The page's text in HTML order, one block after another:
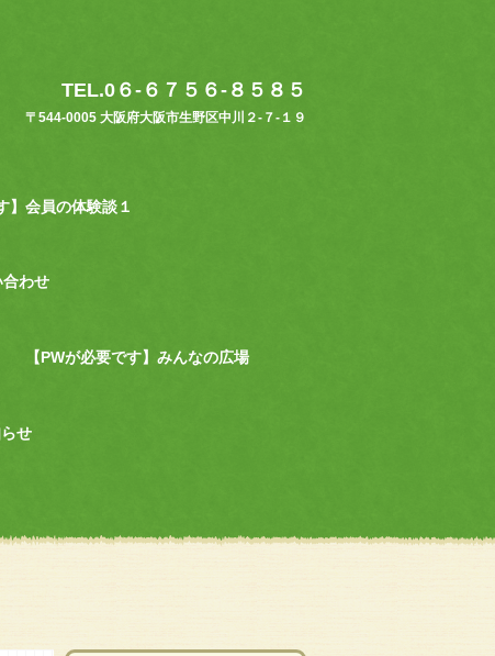
TEL.0６-６７５６-８５８５
〒544-0005 大阪府大阪市生野区中川２-７-１９
】会員の体験談１
合わせ
【PWが必要です】みんなの広場
せ